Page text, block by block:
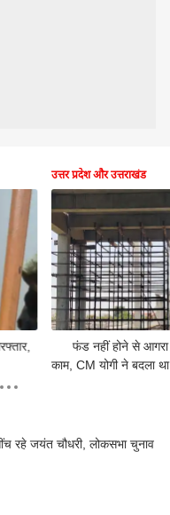
उत्तर प्रदेश और उत्तराखंड
फंड नहीं होने से
काम, CM योगी ने बदला
से धमकाते हैं', छात्राओं ने